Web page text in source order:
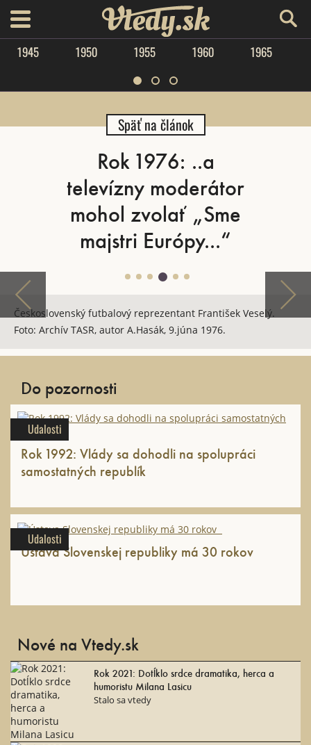
menu Vtedy.sk
1945 1950 1955 1960 1965
Späť na článok
Rok 1976: ..a
televízny moderátor
mohol zvolať „Sme
majstri Európy...“
Československý futbalový reprezentant František Veselý.
Foto: Archív TASR, autor A.Hasák, 9.júna 1976.
Do pozornosti
Udalosti
Rok 1992: Vlády sa dohodli na spolupráci
samostatných republík
Udalosti
Nové na Vtedy.sk
Rok 2021: Dotĺklo srdce dramatika, herca a
humoristu Milana Lasicu
Stalo sa vtedy